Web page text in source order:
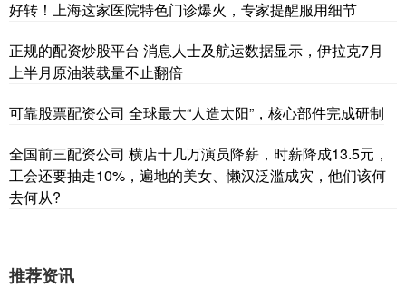
好转！上海这家医院特色门诊爆火，专家提醒服用细节
正规的配资炒股平台 消息人士及航运数据显示，伊拉克7月
上半月原油装载量不止翻倍
可靠股票配资公司 全球最大“人造太阳”，核心部件完成研制
全国前三配资公司 横店十几万演员降薪，时薪降成13.5元，
工会还要抽走10%，遍地的美女、懒汉泛滥成灾，他们该何
去何从?
推荐资讯